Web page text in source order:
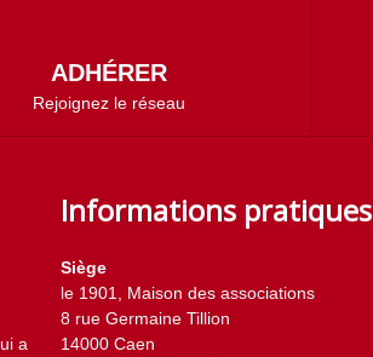
ADHÉRER
Rejoignez le réseau
a
Informations pratiques
Siège
le 1901, Maison des associations
8 rue Germaine Tillion
14000 Caen